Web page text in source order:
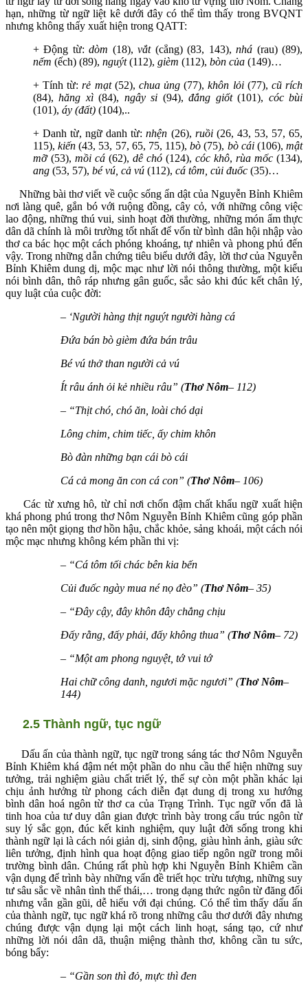
hạn, những từ ngữ liệt kê dưới đây có thể tìm thấy trong BVQNT
nhưng không thấy xuất hiện trong QATT:
+ Động từ:dòm (18),vắt(cẳng) (83, 143),nhá (rau) (89),
nếm (ếch) (89), nguýt(112), gièm (112), bòn của (149)…
+ Tính từ: rẻ mạt(52), chua ủng (77),khôn lỏi(77), cũ rích
(84),hăng xì(84), ngây si (94), đắng giốt(101), cóc bùi
(101), áy (đất) (104),..
+ Danh từ, ngữ danh từ:nhện (26), ruồi(26, 43, 53, 57, 65,
115),kiến (43, 53, 57, 65, 75, 115),bò (75), bò cái(106),mật
mỡ(53), mồi cá (62), dê chó (124), cóc khô, rùa mốc (134),
ang (53, 57), bé vú, cả vú (112), cá tôm, củi đuốc (35)…
Những bài thơ viết về cuộc sống ẩn dật của Nguyễn Bỉnh Khiêm
nơi làng quê, gắn bó với ruộng đồng, cây cỏ, với những công việc
lao động, những thú vui, sinh hoạt đời thường, những món ẩm thực
dân dã chính là môi trường tốt nhất để vốn từ bình dân hội nhập vào
thơ ca bác học một cách phóng khoáng, tự nhiên và phong phú đến
vậy. Trong những dẫn chứng tiêu biểu dưới đây, lời thơ của Nguyễn
Bỉnh Khiêm dung dị, mộc mạc như lời nói thông thường, một kiểu
nói bình dân, thô ráp nhưng gân guốc, sắc sảo khi đúc kết chân lý,
quy luật của cuộc đời:
– ‘Người hàng thịt nguýt người hàng cá
Đứa bán bò gièm đứa bán trâu
Bé vú thở than người cả vú
Ít râu ánh ỏi kẻ nhiều râu” (Thơ Nôm– 112)
– “Thịt chó, chó ăn, loài chó dại
Lông chim, chim tiếc, ấy chim khôn
Bò đàn những bạn cái bò cái
Cá cả mong ăn con cá con” (Thơ Nôm– 106)
Các từ xưng hô, từ chỉ nơi chốn đậm chất khẩu ngữ xuất hiện
khá phong phú trong thơ Nôm Nguyễn Bỉnh Khiêm cũng góp phần
tạo nên một giọng thơ hồn hậu, chắc khỏe, sảng khoái, một cách nói
mộc mạc nhưng không kém phần thi vị:
– “Cá tôm tối chác bên kia bến
Củi đuốc ngày mua né nọ đèo” (Thơ Nôm– 35)
– “Đây cậy, đây khôn đây chẳng chịu
Đấy rằng, đấy phải, đấy không thua” (Thơ Nôm– 72)
– “Một am phong nguyệt, tớ vui tớ
Hai chữ công danh, ngươi mặc ngươi” (Thơ Nôm–
144)
2.5 Thành ngữ, tục ngữ
Dấu ấn của thành ngữ, tục ngữ trong sáng tác thơ Nôm Nguyễn
Bỉnh Khiêm khá đậm nét một phần do nhu cầu thể hiện những suy
tưởng, trải nghiệm giàu chất triết lý, thế sự còn một phần khác lại
chịu ảnh hưởng từ phong cách diễn đạt dung dị trong xu hướng
bình dân hoá ngôn từ thơ ca của Trạng Trình. Tục ngữ vốn đã là
tinh hoa của tư duy dân gian được trình bày trong cấu trúc ngôn từ
suy lý sắc gọn, đúc kết kinh nghiệm, quy luật đời sống trong khi
thành ngữ lại là cách nói giản dị, sinh động, giàu hình ảnh, giàu sức
liên tưởng, định hình qua hoạt động giao tiếp ngôn ngữ trong môi
trường bình dân. Chúng rất phù hợp khi Nguyễn Bỉnh Khiêm cần
vận dụng để trình bày những vấn đề triết học trừu tượng, những suy
tư sâu sắc về nhân tình thế thái,… trong dạng thức ngôn từ đăng đối
nhưng vẫn gần gũi, dễ hiểu với đại chúng. Có thể tìm thấy dấu ấn
của thành ngữ, tục ngữ khá rõ trong những câu thơ dưới đây nhưng
chúng được vận dụng lại một cách linh hoạt, sáng tạo, cứ như
những lời nói dân dã, thuận miệng thành thơ, không cần tu sức,
bóng bẩy:
– “Gần son thì đỏ, mực thì đen